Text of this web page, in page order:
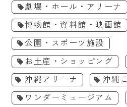
劇場・ホール・アリーナ
博物館・資料館・映画館
公園・スポーツ施設
お土産・ショッピング
沖縄アリーナ
沖縄
ワンダーミュージアム